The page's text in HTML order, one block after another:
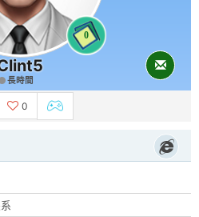
0
長時間
0